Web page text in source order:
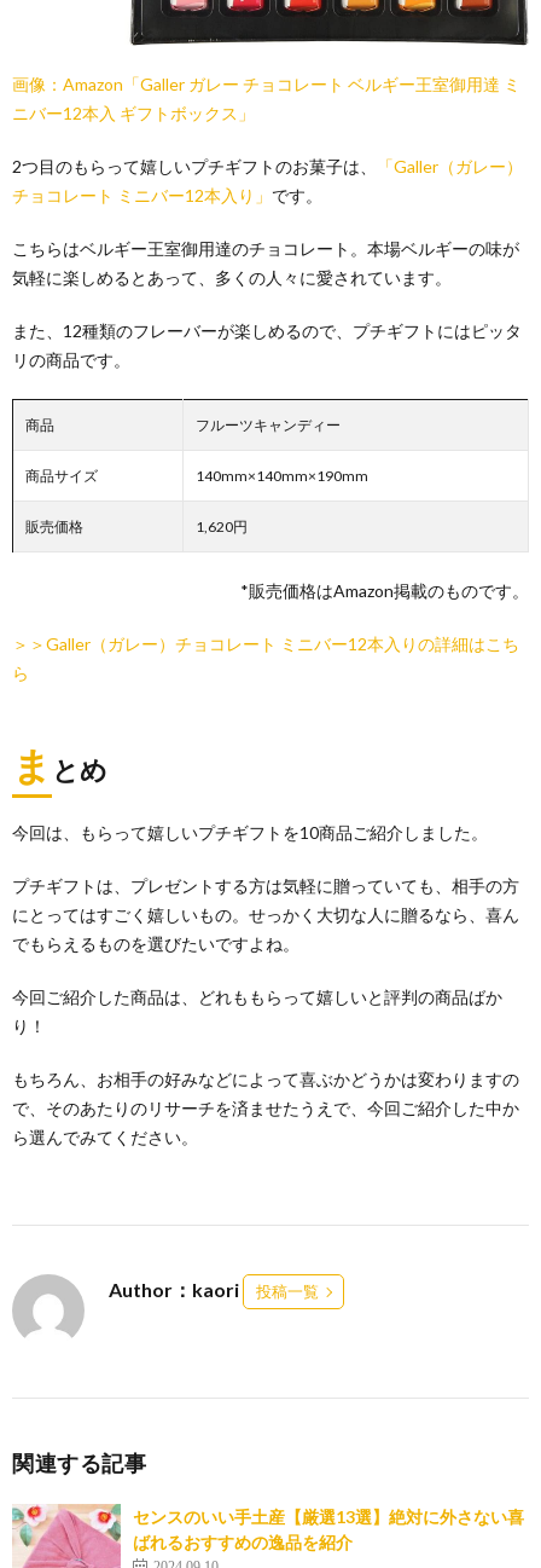
画像：Amazon「Galler ガレー チョコレート ベルギー王室御用達 ミ
ニバー12本入 ギフトボックス」
2つ目のもらって嬉しいプチギフトのお菓子は、
「Galler（ガレー）
チョコレート ミニバー12本入り」 です。
こちらはベルギー王室御用達のチョコレート。本場ベルギーの味が
気軽に楽しめるとあって、多くの人々に愛されています。
また、12種類のフレーバーが楽しめるので、プチギフトにはピッタ
リの商品です。
商品 フルーツキャンディー
商品サイズ 140mm×140mm×190mm
販売価格 1,620円
*販売価格はAmazon掲載のものです。
＞＞Galler（ガレー）チョコレート ミニバー12本入りの詳細はこち
ら
ま とめ
今回は、もらって嬉しいプチギフトを10商品ご紹介しました。
プチギフトは、プレゼントする方は気軽に贈っていても、相手の方
にとってはすごく嬉しいもの。せっかく大切な人に贈るなら、喜ん
でもらえるものを選びたいですよね。
今回ご紹介した商品は、どれももらって嬉しいと評判の商品ばか
り！
もちろん、お相手の好みなどによって喜ぶかどうかは変わりますの
で、そのあたりのリサーチを済ませたうえで、今回ご紹介した中か
ら選んでみてください。
Author：kaori 投稿一覧
関連する記事
センスのいい手土産【厳選13選】絶対に外さない喜
ばれるおすすめの逸品を紹介